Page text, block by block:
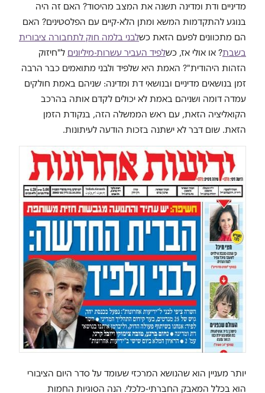
מדיניים ודת ומדינה תשנה את המצב מהיסוד? האם זה היה
בנוגע להתקדמות המשא ומתן הלא-קיים עם הפלסטינים? האם
הם מתכוונים לפעם הזאת כשלבני בלמה חוק לתחבורה ציבורית
בשבת? או אולי אז, כשלפיד העביר עשרות-מיליונים ל"חיזוק
הזהות היהודית"? האמת היא שלפיד ולבני מתואמים כבר הרבה
זמן בנושאים מדיניים ובנושאי דת ומדינה: שניהם באמת חולקים
עמדה דומה ושניהם באמת לא יכולים לקדם אותה בהרכב
הקואליציה הזאת, עם ראש הממשלה הזה, בנקודת הזמן
הזאת. שום דבר לא ישתנה בזכות הודעה לעיתונות.
יותר מעניין הוא שהנושא המרכזי שעומד על סדר היום הציבורי
הוא בכלל המאבק החברתי-כלכלי. הנה הסוגיות החמות